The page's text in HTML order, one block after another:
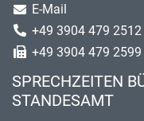
E-Mail
+49 3904 479 2512
+49 3904 479 2599
SPRECHZEITEN
STANDESAMT